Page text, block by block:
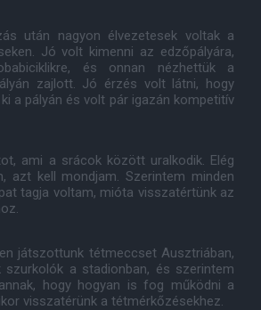
után nagyon élvezetesek voltak a
Jó volt kimenni az edzőpályára,
és onnan nézhettük a
zajlott. Jó érzés volt látni, hogy
a pályán és volt pár igazán kompetitív
ami a srácok között uralkodik. Elég
azt kell mondjam. Szerintem minden
tagja voltam, mióta visszatértünk az
játszottunk tétmeccset Ausztriában,
szurkolók a stadionban, és szerintem
hogy hogyan is fog működni a
visszatérünk a tétmérkőzésekhez.